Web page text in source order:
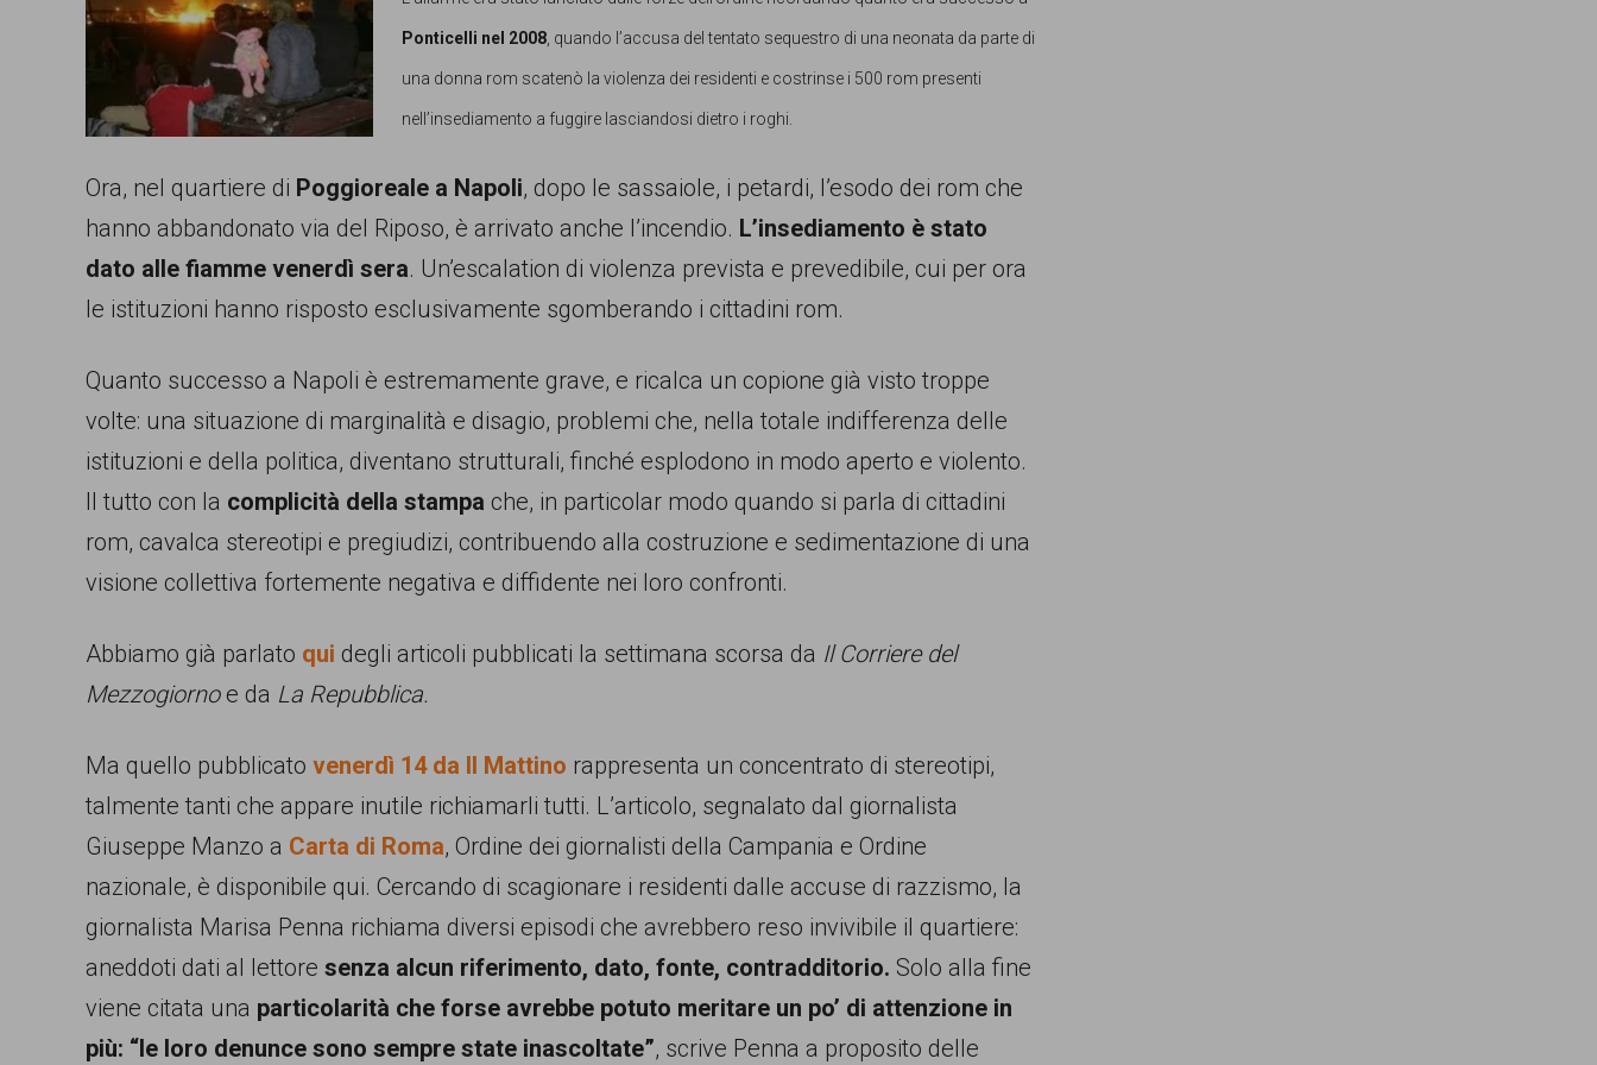
comunicazione
specificamente
dedicato
fenomeno
del
razzismo
curato
Lunaria
persone,
e
movimenti
si
battono
per
le
pari
opportunità
e
la
Ponticelli nel 2008 , quando l’accusa del tentato sequestro di una neonata da parte di
una donna rom scatenò la violenza dei residenti e costrinse i 500 rom presenti
nell’insediamento a fuggire lasciandosi dietro i roghi.
Ora, nel quartiere di Poggioreale a Napoli, dopo le sassaiole, i petardi, l’esodo dei rom che
hanno abbandonato via del Riposo, è arrivato anche l’incendio. L’insediamento è stato
dato alle fiamme venerdì sera. Un’escalation di violenza prevista e prevedibile, cui per ora
le istituzioni hanno risposto esclusivamente sgomberando i cittadini rom.
Quanto successo a Napoli è estremamente grave, e ricalca un copione già visto troppe
volte: una situazione di marginalità e disagio, problemi che, nella totale indifferenza delle
istituzioni e della politica, diventano strutturali, finché esplodono in modo aperto e violento.
Il tutto con la complicità della stampa che, in particolar modo quando si parla di cittadini
rom, cavalca stereotipi e pregiudizi, contribuendo alla costruzione e sedimentazione di una
visione collettiva fortemente negativa e diffidente nei loro confronti.
Abbiamo già parlato qui degli articoli pubblicati la settimana scorsa da Il Corriere del
Mezzogiornoe da La Repubblica.
Ma quello pubblicato venerdì 14 da Il Mattino rappresenta un concentrato di stereotipi,
talmente tanti che appare inutile richiamarli tutti. L’articolo, segnalato dal giornalista
Giuseppe Manzo a Carta di Roma, Ordine dei giornalisti della Campania e Ordine
nazionale, è disponibile qui. Cercando di scagionare i residenti dalle accuse di razzismo, la
giornalista Marisa Penna richiama diversi episodi che avrebbero reso invivibile il quartiere:
aneddoti dati al lettore senza alcun riferimento, dato, fonte, contradditorio. Solo alla fine
viene citata una particolarità che forse avrebbe potuto meritare un po’ di attenzione in
più: “le loro denunce sono sempre state inascoltate”, scrive Penna a proposito delle